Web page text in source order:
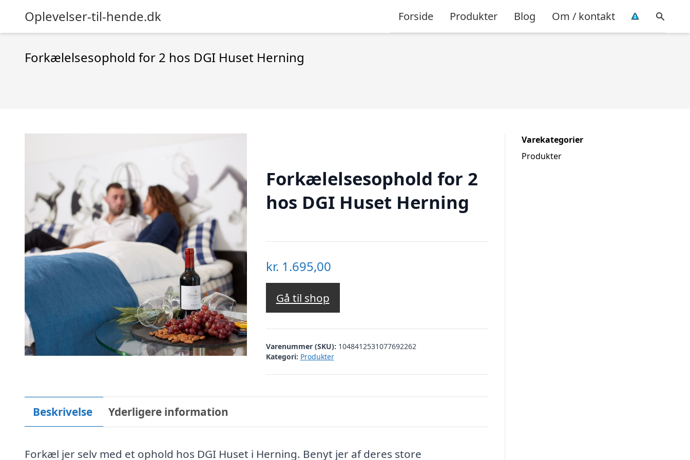
Oplevelser-til-hende.dk Forside Produkter Blog Om / kontakt
Forkælelsesophold for 2 hos DGI Huset Herning
Forkælelsesophold for 2
hos DGI Huset Herning
kr. 1.695,00
Gå til shop
Varenummer (SKU): 1048412531077692262
Kategori: Produkter
Beskrivelse Yderligere information
Forkæl jer selv med et ophold hos DGI Huset i Herning. Benyt jer af deres store
Varekategorier
Produkter